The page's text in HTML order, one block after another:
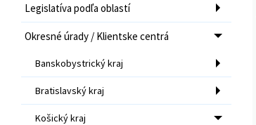
Legislatíva podľa oblastí
Okresné úrady / Klientske centrá
Banskobystrický kraj
Bratislavský kraj
Košický kraj